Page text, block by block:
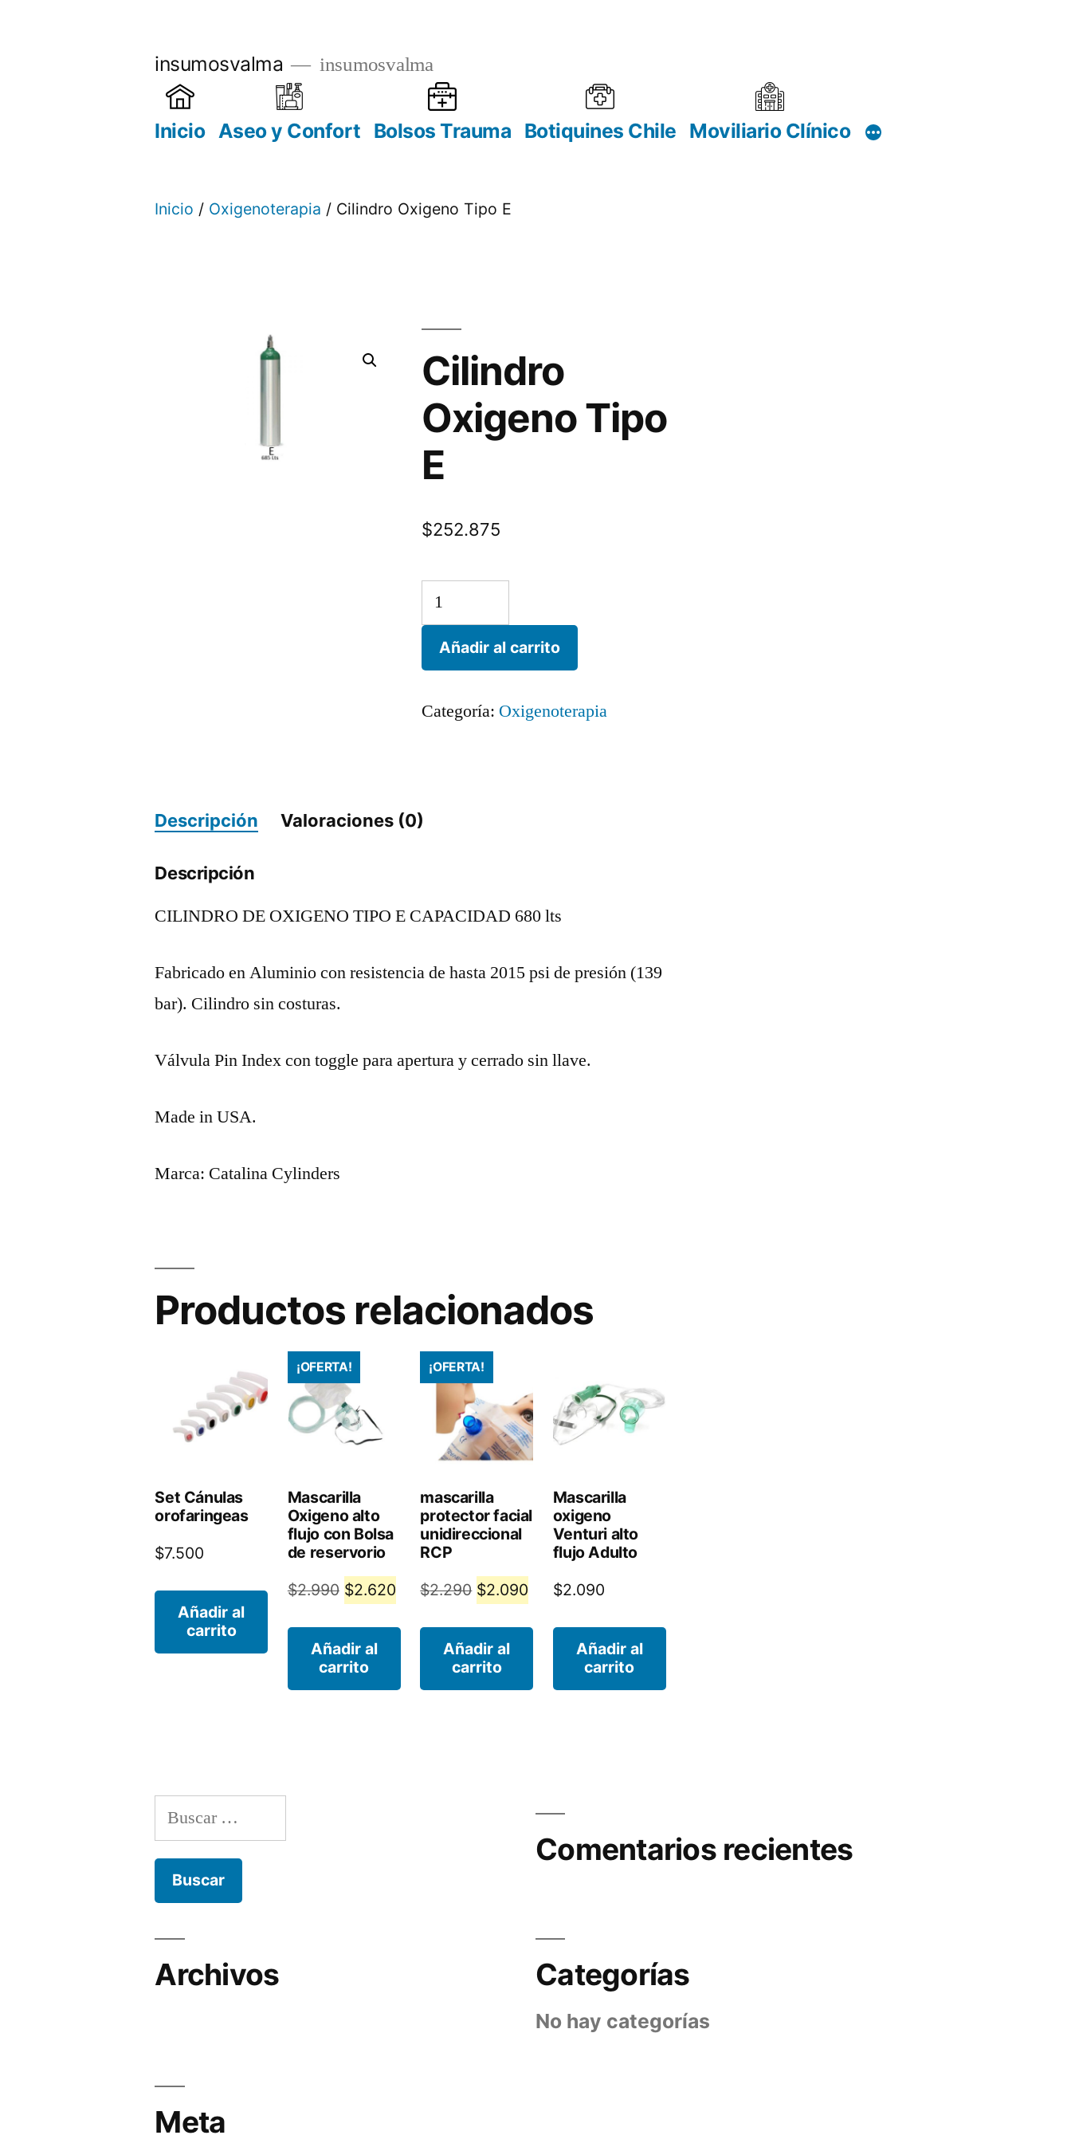
insumosvalma insumosvalma
Inicio Aseo y Confort Bolsos Trauma Botiquines Chile Moviliario Clínico
Inicio / Oxigenoterapia / Cilindro Oxigeno Tipo E
Cilindro
Oxigeno Tipo
E
$252.875
Cilindro
Oxigeno
Tipo
cantidad
Añadir al carrito
Categoría: Oxigenoterapia
Descripción Valoraciones (0)
Descripción
CILINDRO DE OXIGENO TIPO E CAPACIDAD 680 lts
Fabricado en Aluminio con resistencia de hasta 2015 psi de presión (139
bar). Cilindro sin costuras.
Válvula Pin Index con toggle para apertura y cerrado sin llave.
Made in USA.
Marca: Catalina Cylinders
Productos relacionados
Set Cánulas
orofaringeas
$7.500
Añadir al
carrito
¡OFERTA!
Mascarilla
Oxigeno alto
flujo con Bolsa
de reservorio
$2.990 El
original
era:
$2.620El
Añadir al
carrito
¡OFERTA!
mascarilla
protector facial
unidireccional
RCP
$2.290 El
original
era:
$2.090
Añadir al
carrito
Mascarilla
oxigeno
Venturi alto
flujo Adulto
$2.090
Añadir al
carrito
Buscar:
Comentarios recientes
Archivos Categorías
No hay categorías
Meta